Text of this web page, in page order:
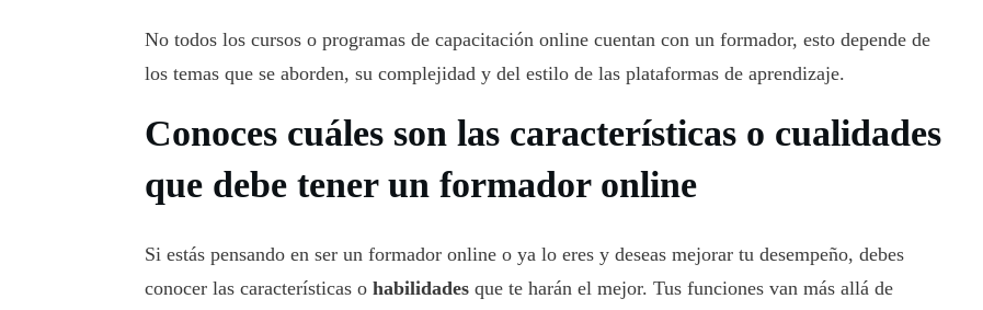
No todos los cursos o programas de capacitación online cuentan con un formador, esto depende de
los temas que se aborden, su complejidad y del estilo de las plataformas de aprendizaje.
Conoces cuáles son las características o cualidades
que debe tener un formador online
Si estás pensando en ser un formador online o ya lo eres y deseas mejorar tu desempeño, debes
conocer las características o habilidades que te harán el mejor. Tus funciones van más allá de